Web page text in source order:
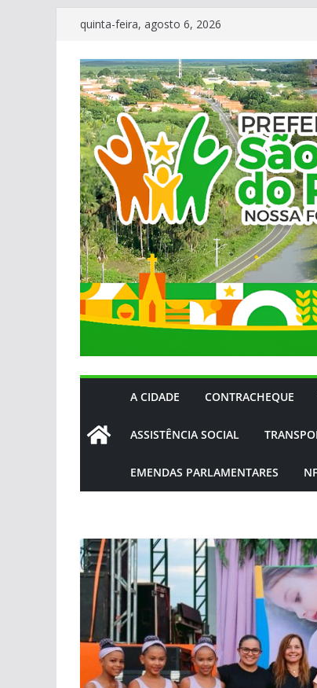
Pular
conteúdo
quinta-feira, agosto 6, 2026
A CIDADE CONTRACHEQUE
ASSISTÊNCIA SOCIAL
EMENDAS PARLAMENTARES